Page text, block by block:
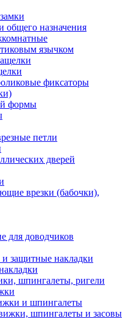
общего назначения
язычком
фиксаторы
формы
петли
дверей
врезки (бабочки),
для доводчиков
защитные накладки
шпингалеты, ригели
и шпингалеты
шпингалеты и засовы